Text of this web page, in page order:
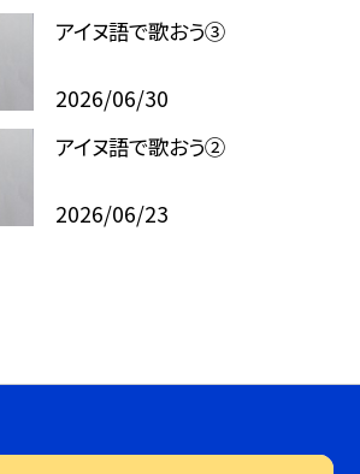
アイヌ語で歌おう③
2026/06/30
アイヌ語で歌おう②
2026/06/23